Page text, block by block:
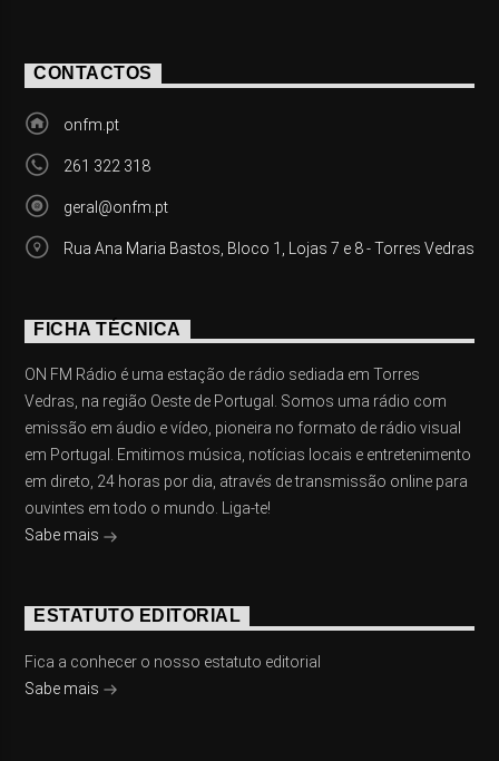
CONTACTOS
onfm.pt
261 322 318
geral@onfm.pt
Rua Ana Maria Bastos, Bloco 1, Lojas 7 e 8 - Torres Vedras
FICHA TÉCNICA
ON FM Rádio é uma estação de rádio sediada em Torres
Vedras, na região Oeste de Portugal. Somos uma rádio com
emissão em áudio e vídeo, pioneira no formato de rádio visual
em Portugal. Emitimos música, notícias locais e entretenimento
em direto, 24 horas por dia, através de transmissão online para
ouvintes em todo o mundo. Liga-te!
Sabe mais
ESTATUTO EDITORIAL
Fica a conhecer o nosso estatuto editorial
Sabe mais